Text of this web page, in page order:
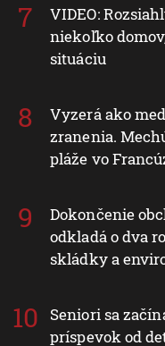
platy pre
každý rok
niekoľko
situáciu
zranenia.
pláže vo
odkladá o dva
skládky a